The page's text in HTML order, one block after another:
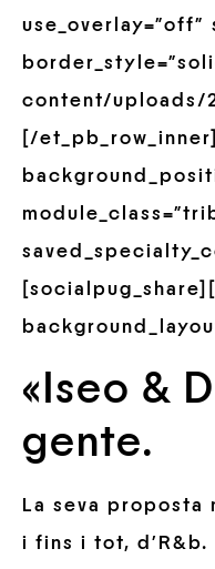
use_overlay=”off”
content/uploads/
[/
«Iseo &
gente.
La seva
i fins i tot,